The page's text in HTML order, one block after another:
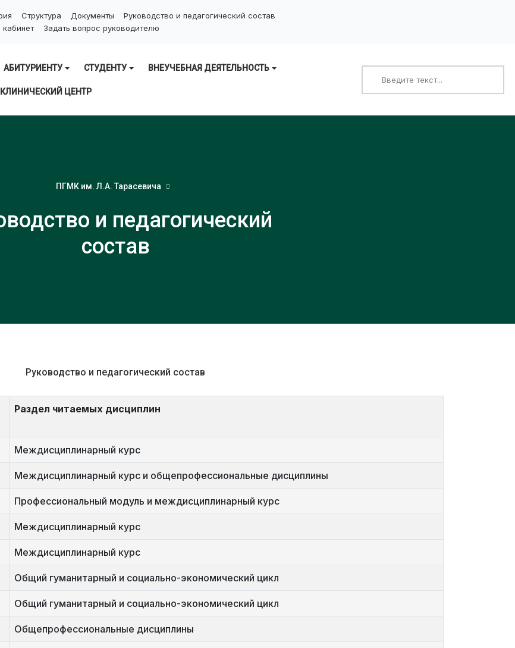
Структура Документы
Руководство и педагогический состав
кабинет Задать вопрос руководителю
АБИТУРИЕНТУ СТУДЕНТУ ВНЕУЧЕБНАЯ ДЕЯТЕЛЬНОСТЬ
КЛИНИЧЕСКИЙ ЦЕНТР
ПГМК им. Л.А. Тарасевича
и педагогический
состав
Руководство и педагогический состав
Раздел читаемых дисциплин
Междисциплинарный курс
Междисциплинарный курс и общепрофессиональные дисциплины
Профессиональный модуль и междисциплинарный курс
Междисциплинарный курс
Междисциплинарный курс
Общий гуманитарный и социально-экономический цикл
Общий гуманитарный и социально-экономический цикл
Общепрофессиональные дисциплины